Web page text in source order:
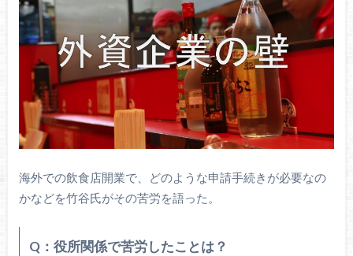
海外での飲食店開業で、どのような申請手続きが必要なの
かなどを竹谷氏がその苦労を語った。
Q：役所関係で苦労したことは？